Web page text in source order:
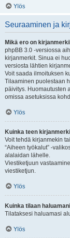
Ylös
Seuraaminen ja
Mikä ero on
phpBB 3.0 -versiossa
kirjanmerkit. Sinua ei
versiosta lähtien
Voit saada ilmoituksen
Tilaaminen puolestaan
päivitys. Huomautusten
omissa asetuksissa
Ylös
Kuinka teen
Voit tehdä kirjanmekin
“Aiheen työkalut” -
alalaidan lähelle.
Viestiketjuun
viestiketjun.
Ylös
Kuinka tilaan
Tilataksesi haluamasi
Ylös